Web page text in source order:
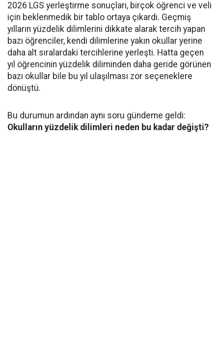
2026 LGS yerleştirme sonuçları, birçok öğrenci ve veli
için beklenmedik bir tablo ortaya çıkardı. Geçmiş
yılların yüzdelik dilimlerini dikkate alarak tercih yapan
bazı öğrenciler, kendi dilimlerine yakın okullar yerine
daha alt sıralardaki tercihlerine yerleşti. Hatta geçen
yıl öğrencinin yüzdelik diliminden daha geride görünen
bazı okullar bile bu yıl ulaşılması zor seçeneklere
dönüştü.
Bu durumun ardından aynı soru gündeme geldi:
Okulların yüzdelik dilimleri neden bu kadar değişti?